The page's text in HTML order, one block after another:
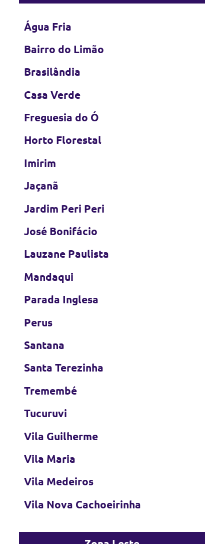
Água Fria
Bairro do Limão
Brasilândia
Casa Verde
Freguesia do Ó
Horto Florestal
Imirim
Jaçanã
Jardim Peri Peri
José Bonifácio
Lauzane Paulista
Mandaqui
Parada Inglesa
Perus
Santana
Santa Terezinha
Tremembé
Tucuruvi
Vila Guilherme
Vila Maria
Vila Medeiros
Vila Nova Cachoeirinha